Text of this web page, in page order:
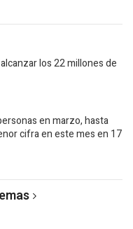
los 22 millones de
en marzo, hasta
cifra en este mes en 17